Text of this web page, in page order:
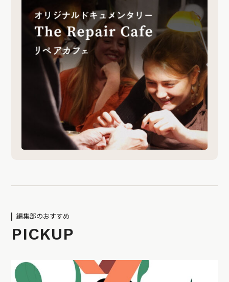
編集部のおすすめ
PICKUP